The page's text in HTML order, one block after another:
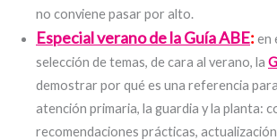
no conviene pasar por alto.
Especial verano de la Guía ABE: en
selección de temas, de cara al verano, la
demostrar por qué es una referencia
atención primaria, la guardia y la planta:
recomendaciones prácticas,